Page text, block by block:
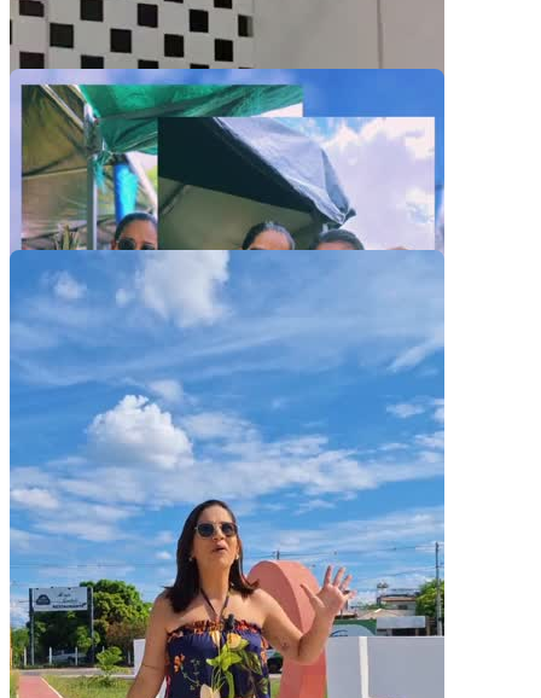
Pacotes UGC
Você recebe o arquivo para usar em qualquer canal.
UGC 30s
R$